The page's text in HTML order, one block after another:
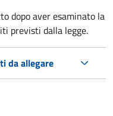
dopo aver esaminato la
previsti dalla legge.
da allegare